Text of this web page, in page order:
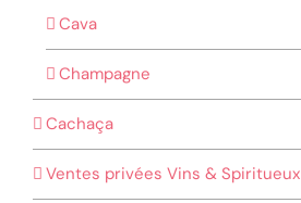
Cava
Champagne
Cachaça
Ventes privées Vins & Spiritueux